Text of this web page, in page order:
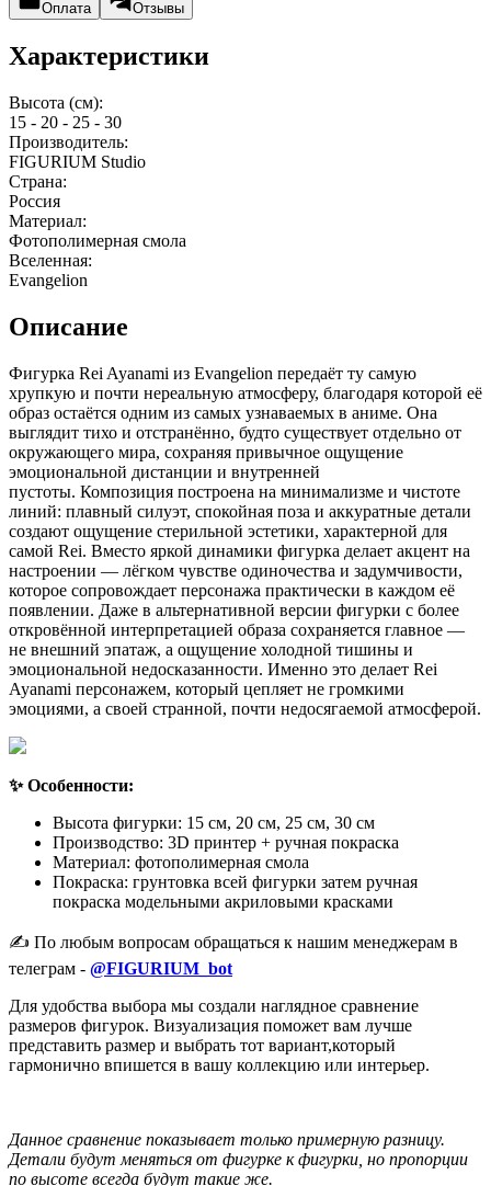
Оплата Отзывы
Характеристики
Высота (см):
15 - 20 - 25 - 30
Производитель:
FIGURIUM Studio
Страна:
Россия
Материал:
Фотополимерная смола
Вселенная:
Evangelion
Описание
Фигурка Rei Ayanami из Evangelion передаёт ту самую
хрупкую и почти нереальную атмосферу, благодаря которой её
образ остаётся одним из самых узнаваемых в аниме. Она
выглядит тихо и отстранённо, будто существует отдельно от
окружающего мира, сохраняя привычное ощущение
эмоциональной дистанции и внутренней
пустоты. Композиция построена на минимализме и чистоте
линий: плавный силуэт, спокойная поза и аккуратные детали
создают ощущение стерильной эстетики, характерной для
самой Rei. Вместо яркой динамики фигурка делает акцент на
настроении — лёгком чувстве одиночества и задумчивости,
которое сопровождает персонажа практически в каждом её
появлении. Даже в альтернативной версии фигурки с более
откровённой интерпретацией образа сохраняется главное —
не внешний эпатаж, а ощущение холодной тишины и
эмоциональной недосказанности. Именно это делает Rei
Ayanami персонажем, который цепляет не громкими
эмоциями, а своей странной, почти недосягаемой атмосферой.
✨ Особенности:
Высота фигурки: 15 см, 20 см, 25 см, 30 см
Производство: 3D принтер + ручная покраска
Материал: фотополимерная смола
Покраска: грунтовка всей фигурки затем ручная
покраска модельными акриловыми красками
✍️ По любым вопросам обращаться к нашим менеджерам в
телеграм - @FIGURIUM_bot
Для удобства выбора мы создали наглядное сравнение
размеров фигурок. Визуализация поможет вам лучше
представить размер и выбрать тот вариант,который
гармонично впишется в вашу коллекцию или интерьер.
Данное сравнение показывает только примерную разницу.
Детали будут меняться от фигурке к фигурки, но пропорции
по высоте всегда будут такие же.